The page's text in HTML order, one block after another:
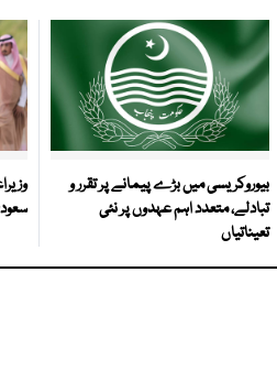
بیوروکریسی میں بڑے پیمانے پر تقرر و
تبادلے، متعدد اہم عہدوں پر نئی
تعیناتیاں